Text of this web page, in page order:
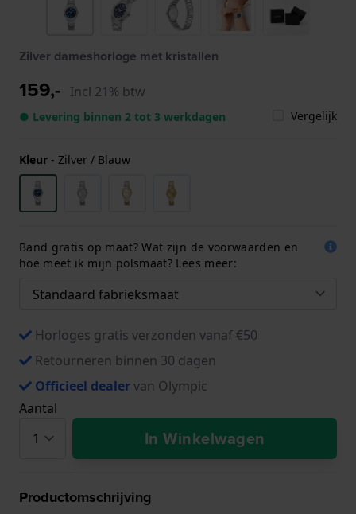
Zilver dameshorloge met kristallen
159,- Incl 21% btw
● Levering binnen 2 tot 3 werkdagen Vergelijk
Kleur - Zilver / Blauw
Band gratis op maat? Wat zijn de voorwaarden en
hoe meet ik mijn polsmaat? Lees meer:
Horloges gratis verzonden vanaf €50
Retourneren binnen 30 dagen
Officieel dealervan Olympic
Aantal
In Winkelwagen
Productomschrijving